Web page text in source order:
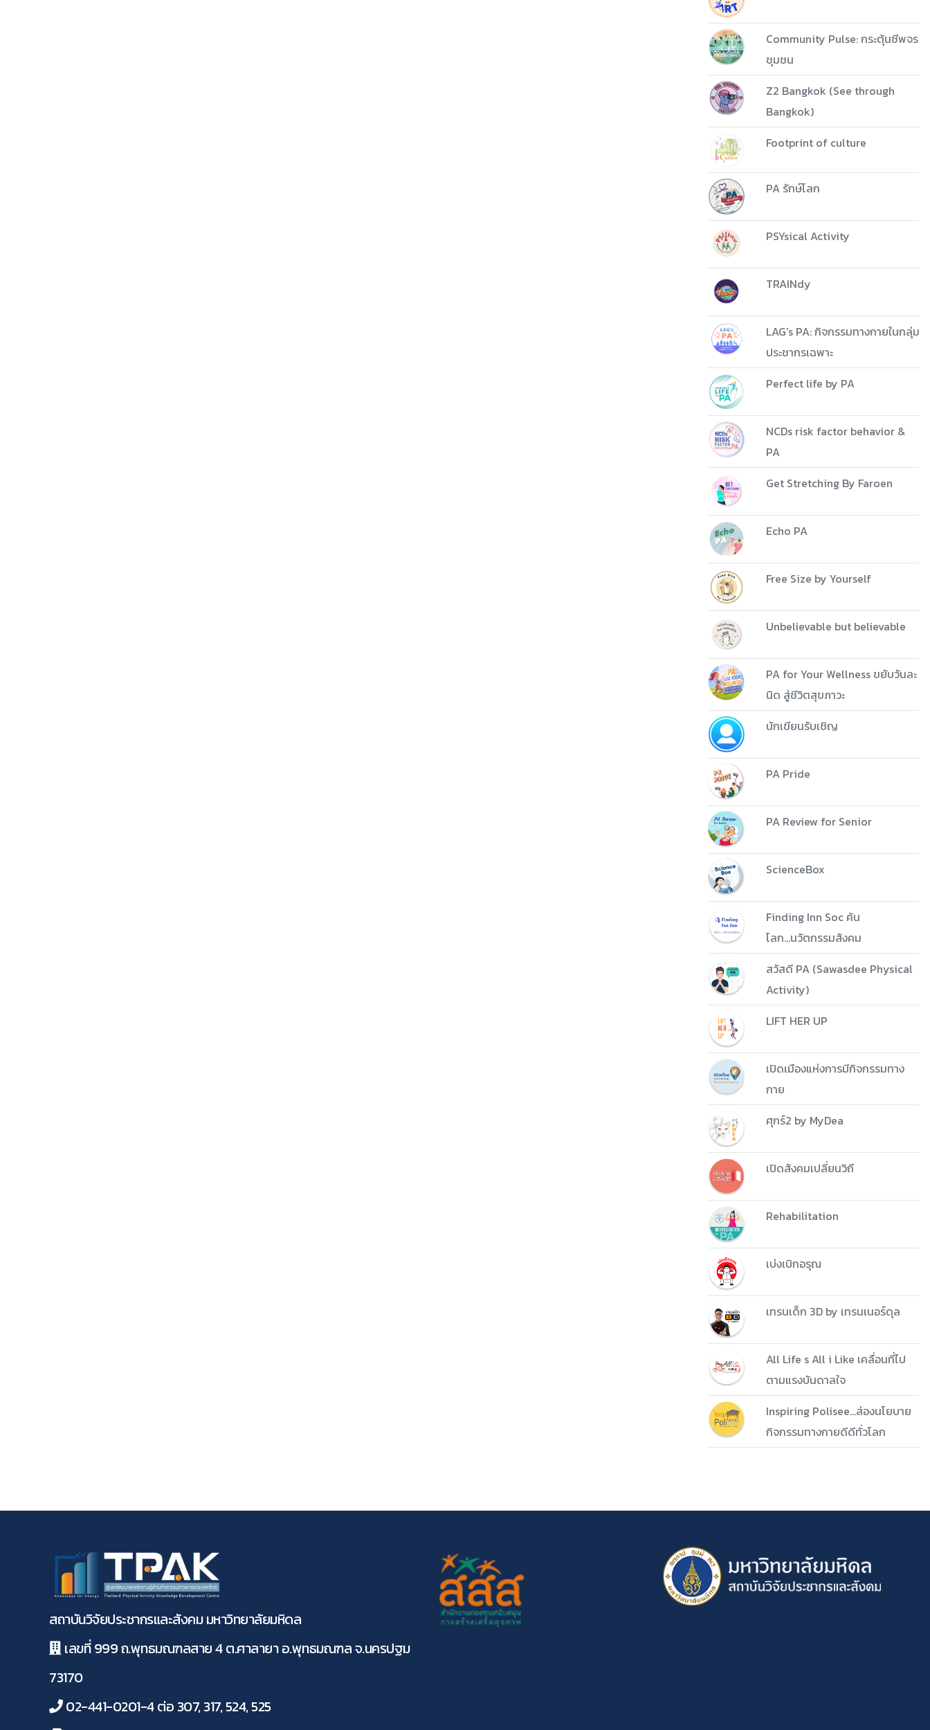
Community Pulse: กระตุ้นชีพจร
ชุมชน
Z2 Bangkok (See through
Bangkok)
Footprint of culture
PA รักษ์โลก
PSYsical Activity
TRAINdy
LAG's PA: กิจกรรมทางกายในกลุ่ม
ประชากรเฉพาะ
Perfect life by PA
NCDs risk factor behavior &
PA
Get Stretching By Faroen
Echo PA
Free Size by Yourself
Unbelievable but believable
PA for Your Wellness ขยับวันละ
นิด สู่ชีวิตสุขภาวะ
นักเขียนรับเชิญ
PA Pride
PA Review for Senior
ScienceBox
Finding Inn Soc ค้น
โลก...นวัตกรรมสังคม
สวัสดี PA (Sawasdee Physical
Activity)
LIFT HER UP
เปิดเมืองแห่งการมีกิจกรรมทาง
กาย
ศุกร์2 by MyDea
เปิดสังคมเปลี่ยนวิถี
Rehabilitation
เบ่งเบิกอรุณ
เทรนเด็ก 3D by เทรนเนอร์ดุล
All Life s All i Like เคลื่อนที่ไป
ตามแรงบันดาลใจ
Inspiring Polisee...ส่องนโยบาย
กิจกรรมทางกายดีดีทั่วโลก
สถาบันวิจัยประชากรและสังคม มหาวิทยาลัยมหิดล
เลขที่ 999 ถ.พุทธมณฑลสาย 4 ต.ศาลายา อ.พุทธมณฑล จ.นครปฐม
73170
02-441-0201-4 ต่อ 307, 317, 524, 525